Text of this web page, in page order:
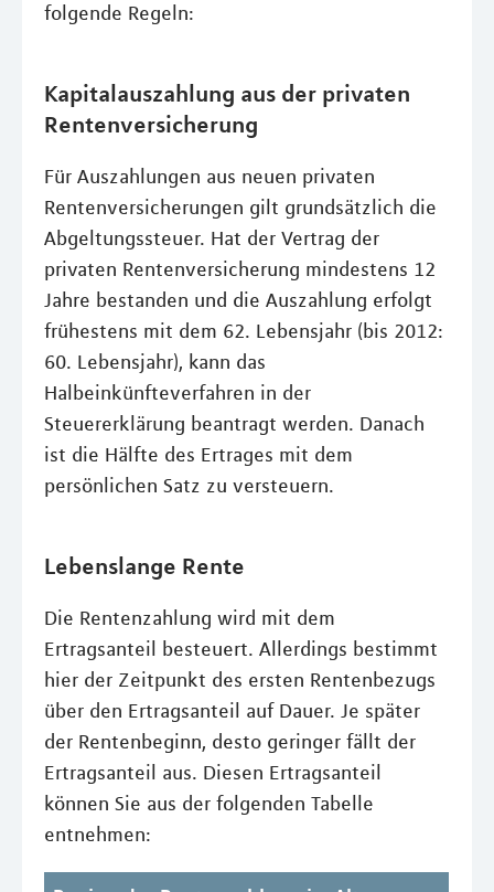
folgende Regeln:
Kapitalauszahlung aus der privaten
Rentenversicherung
Für Auszahlungen aus neuen privaten
Rentenversicherungen gilt grundsätzlich die
Abgeltungssteuer. Hat der Vertrag der
privaten Rentenversicherung mindestens 12
Jahre bestanden und die Auszahlung erfolgt
frühestens mit dem 62. Lebensjahr (bis 2012:
60. Lebensjahr), kann das
Halbeinkünfteverfahren in der
Steuererklärung beantragt werden. Danach
ist die Hälfte des Ertrages mit dem
persönlichen Satz zu versteuern.
Lebenslange Rente
Die Rentenzahlung wird mit dem
Ertragsanteil besteuert. Allerdings bestimmt
hier der Zeitpunkt des ersten Rentenbezugs
über den Ertragsanteil auf Dauer. Je später
der Rentenbeginn, desto geringer fällt der
Ertragsanteil aus. Diesen Ertragsanteil
können Sie aus der folgenden Tabelle
entnehmen: